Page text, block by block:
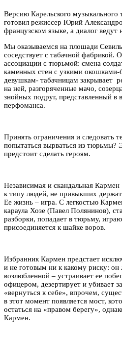
Версию Карельского музыкального
готовил режиссер Юрий
французском языке, а диалог ведут
Мы оказываемся на плошади
соседствует с табачной фабрикой.
ассоциации с тюрьмой: смена
каменных стен с узкими
девушкам- табачницам закрывает
на ней, разгоряченные мачо,
знойных подруг, представленный в
перфоманса.
Принять ограничения и следовать
попытаться вырваться из тюрьмы?
предстоит сделать героям.
Независимая и скандальная
к типу людей, не привыкших
Ее жизнь – игра. С легкостью
караула Хозе (Павел Полянинов),
разборки, попадает в тюрьму,
присоединяется к шайке воров.
Избранник Кармен предстает
и не готовым ни к какому риску: он
возлюбленной – устраивает ее
офицером, дезертирует и убивает
«вернуться к себе», впрочем,
в этот момент появляется мост,
остаться на «правом берегу»,
Кармен.